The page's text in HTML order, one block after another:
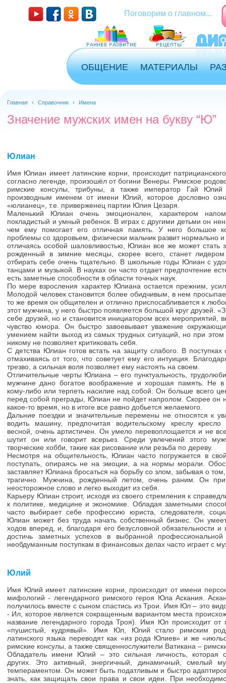
Поговорим о главном...
ОБЩЕНИЕ МАТЕРИАЛЫ
Главная › Справочник › Имена
Значение мужских имен на букву “Ю”
Юлиан
Имя Юлиан имеет латинские корни, происходит
согласно легенде, произошёл от богини Венеры. Римское
римские консулы, трибуны, а также император Гай
производным именем от имени Юлий, которое дословно
«юлианец», т.е. приверженец партии Юлия Цезаря.
Маленький Юлиан очень эмоционален, характером
покладистый и умный ребенок. В играх с другими детьми он
чем ему помогает его отличная память. У него большое
проблемы со здоровьем, физически мальчик развит нормально
отличаясь особой шаловливостью, Юлиан все же может стать
рожденный в зимние месяцы, скорее всего, станет
отбирать себе очень тщательно. В школьные годы Юлиан с
танцами и музыкой. В науках он часто отдает предпочтение
есть заметные способности в области точных наук.
По мере взросления характер Юлиана остается прежним,
Молодой человек становится более обидчивым, в нем
то же время он общителен и отлично приспосабливается к
этот мужчина, у него быстро появляется большой круг друзей.
себе друзей, но и становится инициатором всех мероприятий,
чувство юмора. Он быстро завоевывает уважение
умением найти выход из самых трудных ситуаций, но при этом
никому не позволяет критиковать себя.
С детства Юлиан готов встать на защиту слабого. В поступках
отмахиваясь от того, что советует ему его интуиция.
трезво, а сильная воля позволяет ему настоять на своем.
Отличительные черты Юлиана – его пунктуальность,
мужчине дано богатое воображение и хорошая память. Не в
кому-либо или терпеть насилие над собой. Он больше всего
перед собой преграды, Юлиан не пойдет напролом. Скорее он
какое-то время, но в итоге все равно добьется желаемого.
Дальние поездки и значительные перемены не относятся к
водить машину, предпочитая водительскому креслу
весной, очень артистичен. Он умело перевоплощается и не
шутит он или говорит всерьез. Среди увлечений этого
творческие хобби, такие как рисование или резьба по дереву.
Несмотря на общительность, Юлиан часто погружается в
поступать, опираясь не на эмоции, а на нормы морали.
заставляет Юлиана бросаться на борьбу со злом, забывая о
трагично. Мужчина, рожденный летом, очень раним. Он
неосторожное слово и легко выходит из себя.
Карьеру Юлиан строит, исходя из своего стремления к
к политике, медицине и экономике. Обладая заметными
часто выбирает себе профессию юриста, следователя,
Юлиан может без труда начать собственный бизнес. Он
ходов вперед, и, благодаря его безусловной обязательности
достичь заметных успехов в выбранной
необдуманным поступкам в финансовых делах часто играет с
Юлий
Имя Юлий имеет латинские корни, происходит от имени
мифологий - легендарного римского героя Юла Аскания.
получилось вместе с сыном спастись из Трои. Имя Юл – это
- Ил, которое является сокращенным вариантом места
название легендарного города Троя). Имя Юл происходит от
«пушистый, кудрявый». Имя Юл, Юлий стало римским
латинского языка переводят как «из рода Юлиев» и же
римские консулы, а также священнослужители Ватикана –
Обладатель имени Юлий – это сильная личность, которая
других. Это активный, энергичный, динамичный, смелый
темпераментом. Он может быть податливым и быстро
знать, как защищать свои права и свои идеи. При